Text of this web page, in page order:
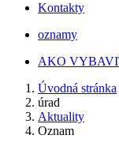
Kontakty
oznamy
AKO
Úvodná stránka
úrad
Aktuality
Oznam